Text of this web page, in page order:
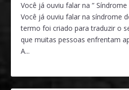
Você já ouviu falar na ”
Você já ouviu falar na síndrome
termo foi criado para traduzir o
que muitas pessoas enfrentam
A...